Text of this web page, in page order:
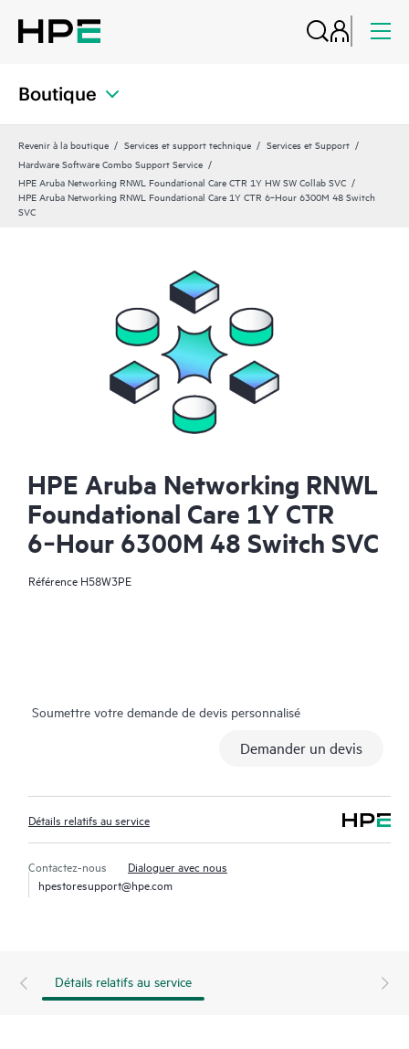
Boutique
Revenir à la boutique Services et support technique
Services et Support
Hardware Software Combo Support Service
HPE Aruba Networking RNWL Foundational Care CTR 1Y HW SW Collab SVC
HPE Aruba Networking RNWL Foundational Care 1Y CTR 6‑Hour 6300M 48 Switch
SVC
HPE Aruba Networking RNWL
Foundational Care 1Y CTR
6‑Hour 6300M 48 Switch SVC
Référence H58W3PE
Soumettre votre demande de devis personnalisé
Demander un devis
Détails relatifs au service
Contactez-nous
Dialoguer avec nous
hpestoresupport@hpe.com
Détails relatifs au service